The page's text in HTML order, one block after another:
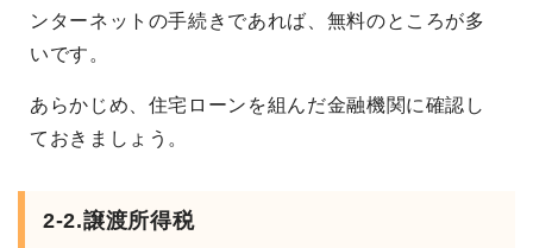
ンターネットの手続きであれば、無料のところが多
いです。
あらかじめ、住宅ローンを組んだ金融機関に確認し
ておきましょう。
2-2.譲渡所得税